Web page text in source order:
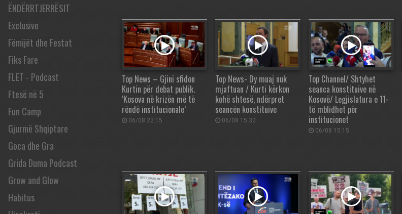
ËNDËRRTJERRËSIT
Exclusive
Fëmijët dhe Festat
Fiks Fare
FLET - Podcast
Ftesë në 5
Fun Camp
Gjurmë Shqiptare
Goca dhe Gra
Grida Duma Podcast
Grow and Glow
Habitus
Top News – Gjini sfidon
Kurtin për debat publik.
‘Kosova në krizën më të
rëndë institucionale’
06/08 22:15
Top News- Dy muaj nuk
mjaftuan / Kurti kërkon
kohë shtesë, ndërpret
seancën konstituive
06/08 15:32
Top Channel/ Shtyhet
seanca konstituive në
Kosovë/ Legjislatura e 11-
të mblidhet për
institucionet
06/08 15:15